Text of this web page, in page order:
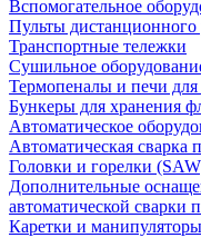
Вспомогательное
Пульты дистанционного
Транспортные тележки
Сушильное
Термопеналы и печи для
Бункеры для хранения
Автоматическое
Автоматическая
Головки и горелки
Дополнительные
автоматической
Каретки и